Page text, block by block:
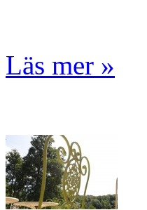
Läs mer »